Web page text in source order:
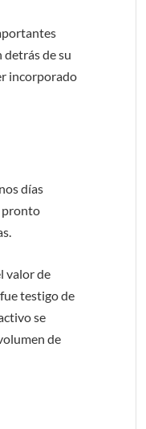
detrás de su
incorporado
días
pronto
valor de
testigo de
se
de